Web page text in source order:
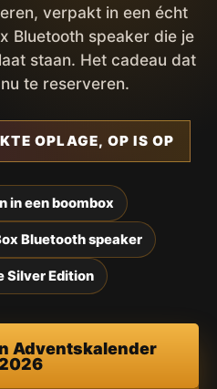
verpakt in een écht
Bluetooth speaker die je
staan. Het cadeau dat
te reserveren.
OPLAGE, OP IS OP
in een boombox
Bluetooth speaker
Silver Edition
Adventskalender